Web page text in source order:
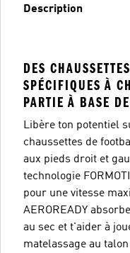
Description
DES
SPÉCIFIQUES À
PARTIE À BASE
Libère ton potentiel
chaussettes de
aux pieds droit et
technologie
pour une vitesse
AEROREADY
au sec et t'aider à
matelassage au